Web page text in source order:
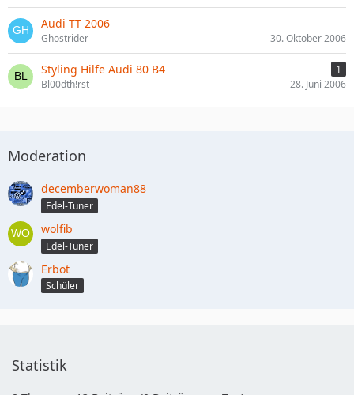
Audi TT 2006
Ghostrider 30. Oktober 2006
Styling Hilfe Audi 80 B4
1
Bl00dth!rst
28. Juni 2006
Moderation
decemberwoman88
Edel-Tuner
wolfib
Edel-Tuner
Erbot
Schüler
Statistik